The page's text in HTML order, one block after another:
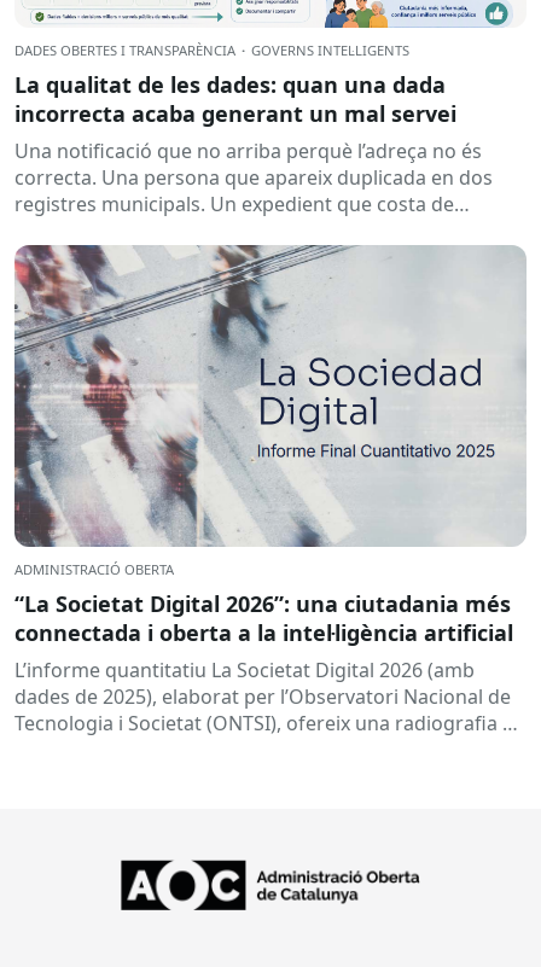
DADES OBERTES I TRANSPARÈNCIA · GOVERNS INTEL·LIGENTS
La qualitat de les dades: quan una dada
incorrecta acaba generant un mal servei
Una notificació que no arriba perquè l’adreça no és
correcta. Una persona que apareix duplicada en dos
registres municipals. Un expedient que costa de
ADMINISTRACIÓ OBERTA
“La Societat Digital 2026”: una ciutadania més
connectada i oberta a la intel·ligència artificial
L’informe quantitatiu La Societat Digital 2026 (amb
dades de 2025), elaborat per l’Observatori Nacional de
Tecnologia i Societat (ONTSI), ofereix una radiografia de